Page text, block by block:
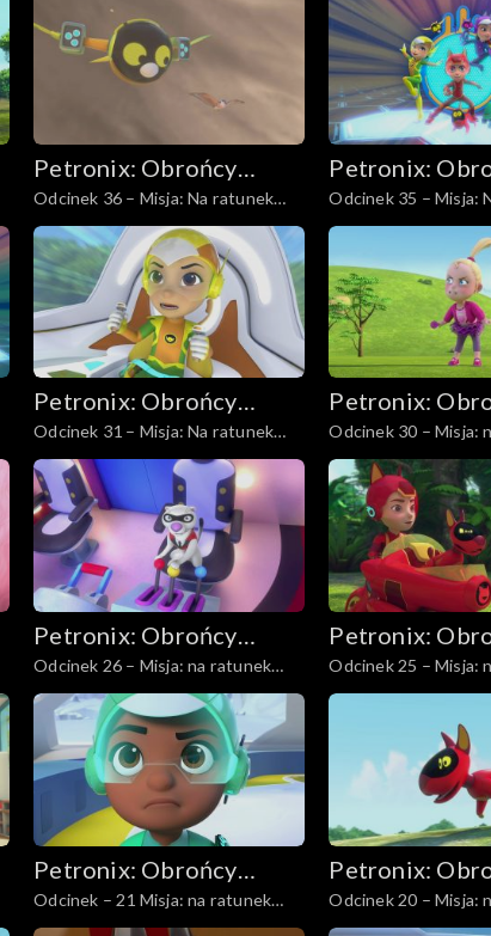
Petronix: Obrońcy
zwierząt
Odcinek 36 – Misja: Na ratunek
krogulcowi chińskiemu
Petronix:
zwierząt
Odcinek 35 – Misja:
gepardzicy
Petronix: Obrońcy
zwierząt
Odcinek 31 – Misja: Na ratunek
koali
Petronix:
zwierząt
Odcinek 30 – Misja:
szynszylom
Petronix: Obrońcy
zwierząt
Odcinek 26 – Misja: na ratunek
lemurowi
Petronix:
zwierząt
Odcinek 25 – Misja:
gorylowi
Petronix: Obrońcy
zwierząt
Odcinek – 21 Misja: na ratunek
panterze śnieżnej
Petronix:
zwierząt
Odcinek 20 – Misja:
andoniedźwiedziowi